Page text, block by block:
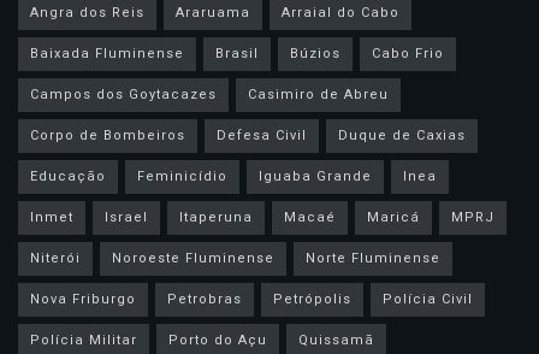
Angra dos Reis Araruama
Arraial do Cabo
Baixada Fluminense
Brasil Búzios
Cabo Frio
Campos dos Goytacazes
Casimiro de Abreu
Corpo de Bombeiros
Defesa Civil
Duque de Caxias
Educação
Feminicídio Iguaba Grande
Inea
Inmet
Israel Itaperuna Macaé Maricá
MPRJ
Niterói
Noroeste Fluminense
Norte Fluminense
Nova Friburgo
Petrobras Petrópolis
Polícia Civil
Polícia Militar
Porto do Açu
Quissamã